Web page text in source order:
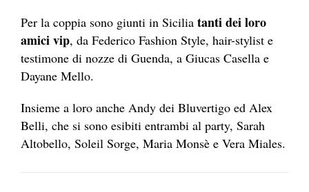
Per la coppia sono giunti in Sicilia tanti dei loro
amici vip, da Federico Fashion Style, hair-stylist e
testimone di nozze di Guenda, a Giucas Casella e
Dayane Mello.
Insieme a loro anche Andy dei Bluvertigo ed Alex
Belli, che si sono esibiti entrambi al party, Sarah
Altobello, Soleil Sorge, Maria Monsè e Vera Miales.